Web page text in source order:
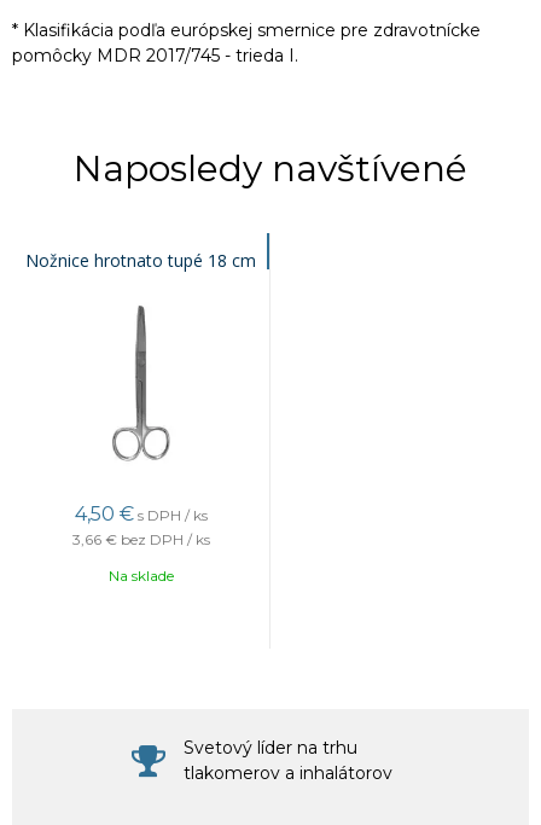
* Klasifikácia podľa európskej smernice pre zdravotnícke
pomôcky MDR 2017/745 - trieda I.
Naposledy navštívené
Nožnice hrotnato tupé 18 cm
4,50 € s DPH / ks
3,66 € bez DPH / ks
Na sklade
Svetový líder na trhu
tlakomerov a inhalátorov